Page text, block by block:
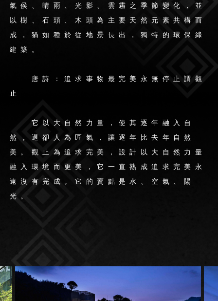
氣侯、晴雨、光影、雲霧之季節變化，並
以樹、石頭、木頭為主要天然元素共構而
成，猶如種於從地景長出，獨特的環保綠
建築。
唐詩：追求事物最完美永無停止謂觀
止
它以大自然力量，使其逐年融入自
然，退卻人為匠氣，讓逐年比去年自然
美。觀止為追求完美，設計以大自然力量
融入環境而更美，它一直熟成追求完美永
遠沒有完成。它的賣點是水、空氣、陽
光。